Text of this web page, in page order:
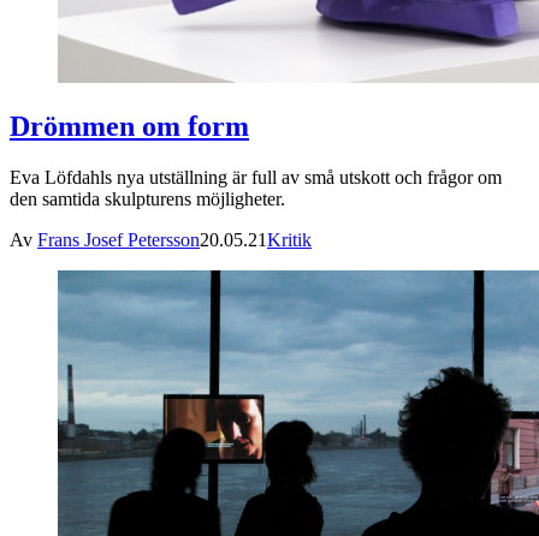
Drömmen om form
Eva Löfdahls nya utställning är full av små utskott och frågor om
den samtida skulpturens möjligheter.
Av Frans Josef Petersson20.05.21Kritik